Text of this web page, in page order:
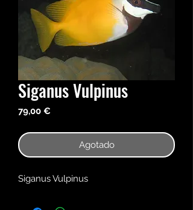
Siganus Vulpinus
79,00 €Precio
Agotado
Siganus Vulpinus